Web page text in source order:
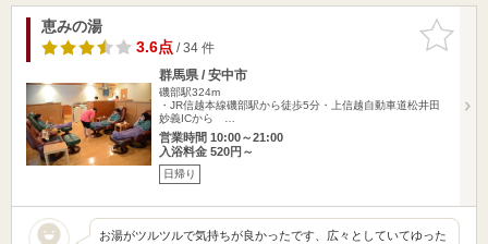
お気に入
りに追加
恵みの湯
3.6点/ 34 件
群馬県 / 安中市
磯部駅324m
・JR信越本線磯部駅から徒歩5分・上信越自動車道松井田
妙義ICから …
営業時間 10:00～21:00
入浴料金 520円～
日帰り
お湯がツルツルで気持ちが良かったです、広々としていてゆった